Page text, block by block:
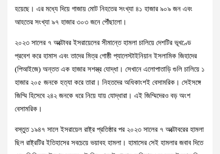
হয়েছে। এর মধ্যে দিয়ে গাজায় মোট নিহতের সংখ্যা ৪১ হাজার ৯০৯ জন এবং
আহতের সংখ্যা ৯৭ হাজার ৩০৩ জনে পৌঁছালো।
২০২৩ সালের ৭ অক্টোবর ইসরায়েলের সীমান্তে হামলা চালিয়ে দেশটির ভূখণ্ডে
প্রবেশ করে হামাস এবং তাদের মিত্র গোষ্ঠী প্যালেস্টাইনিয়ান ইসলামিক জিহাদের
(পিআইজে) অন্তত এক হাজার সশস্ত্র যোদ্ধা। সেখানে এলোপাতাড়ি গুলি চালিয়ে ১
হাজার ২০৫ জনকে হত্যা করে তারা। নিহতদের অধিকাংশই বেসামরিক। সেইসঙ্গে
জিম্মি হিসেবে ২৪২ জনকে ধরে নিয়ে যায় যোদ্ধারা। এই জিম্মিদেরও বড় অংশ
বেসামরিক।
বস্তুত ১৯৪৭ সালে ইসরায়েল রাষ্ট্র প্রতিষ্ঠার পর ২০২৩ সালের ৭ অক্টোবরের হামলা
ছিল রাষ্ট্রটির ইতিহাসের সবচেয়ে ভয়াবহ হামলা। হামাসের সেই হামলার জবাব দিতে